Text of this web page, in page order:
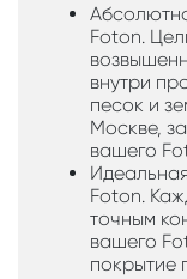
Foton.
внутри
песок и
Москве,
вашего
Foton.
точным
вашего
покрытие